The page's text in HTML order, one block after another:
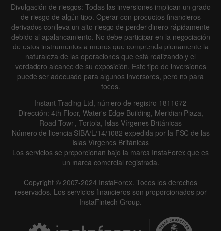
Divulgación de riesgos: Todas las inversiones implican un grado
de riesgo de algún tipo. Operar con productos financieros
derivados conlleva un alto riesgo de perder dinero rápidamente
debido al apalancamiento. No debe participar en la negociación
de estos instrumentos a menos que comprenda plenamente la
naturaleza de las operaciones que está realizando y el
verdadero alcance de su exposición. Este tipo de inversiones
puede ser adecuado para algunos inversores, pero no para
todos.
Instant Trading Ltd, número de registro 1811672
Dirección: 4th Floor, Water's Edge Building, Meridian Plaza,
Road Town, Tortola, Islas Vírgenes Británicas
Número de licencia SIBA/L/14/1082 expedida por la FSC de las
Islas Vírgenes Británicas
Los servicios se proporcionan bajo la marca InstaForex que es
un marca comercial registrada.
Copyright © 2007-2024 InstaForex. Todos los derechos
reservados. Los servicios financieros son proporcionados por
InstaFintech Group.